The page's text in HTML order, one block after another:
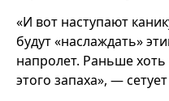
«И вот наступают
будут «наслаждать»
напролет. Раньше
этого запаха», —